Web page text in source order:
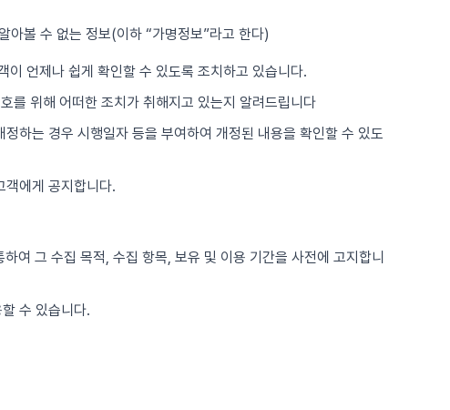
아볼 수 없는 정보(이하 “가명정보”라고 한다)
이 언제나 쉽게 확인할 수 있도록 조치하고 있습니다.
를 위해 어떠한 조치가 취해지고 있는지 알려드립니다
하는 경우 시행일자 등을 부여하여 개정된 내용을 확인할 수 있도
객에게 공지합니다.
여 그 수집 목적, 수집 항목, 보유 및 이용 기간을 사전에 고지합니
수 있습니다.